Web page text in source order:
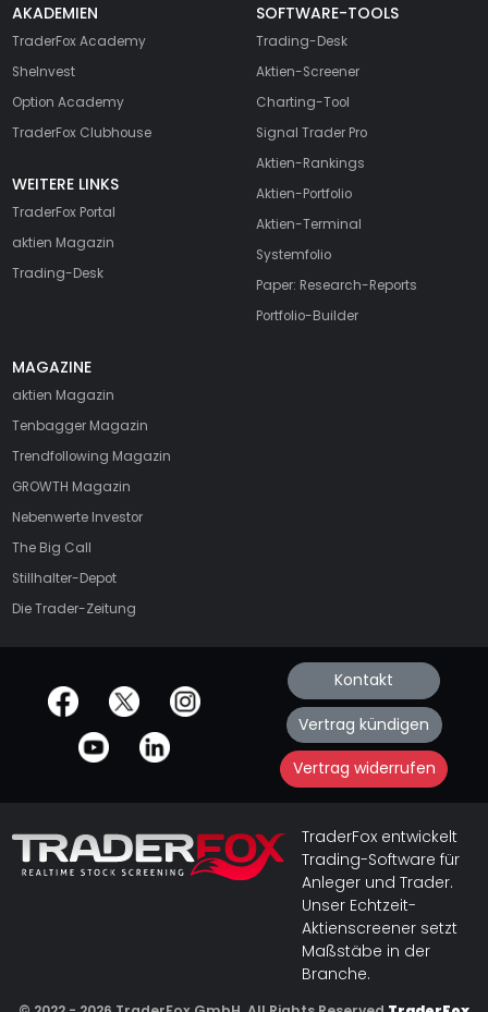
AKADEMIEN
TraderFox Academy
SheInvest
Option Academy
TraderFox Clubhouse
WEITERE LINKS
TraderFox Portal
aktien Magazin
Trading-Desk
SOFTWARE-TOOLS
Trading-Desk
Aktien-Screener
Charting-Tool
Signal Trader Pro
Aktien-Rankings
Aktien-Portfolio
Aktien-Terminal
Systemfolio
Paper: Research-Reports
Portfolio-Builder
MAGAZINE
aktien Magazin
Tenbagger Magazin
Trendfollowing Magazin
GROWTH Magazin
Nebenwerte Investor
The Big Call
Stillhalter-Depot
Die Trader-Zeitung
offizielle Social Media-Accounts Kontakt
Vertrag kündigen
Vertrag widerrufen
TraderFox entwickelt
Trading-Software für
Anleger und Trader.
Unser Echtzeit-
Aktienscreener setzt
Maßstäbe in der
Branche.